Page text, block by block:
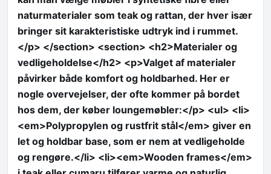
naturmaterialer som teak og rattan, der hver især
bringer sit karakteristiske udtryk ind i rummet.
</p> </section> <section> <h2>Materialer og
vedligeholdelse</h2> <p>Valget af materialer
påvirker både komfort og holdbarhed. Her er
nogle overvejelser, der ofte kommer på bordet
hos dem, der køber loungemøbler:</p> <ul> <li>
<em>Polypropylen og rustfrit stål</em> giver en
let og holdbar base, som er nem at vedligeholde
og rengøre.</li> <li><em>Wooden frames</em>